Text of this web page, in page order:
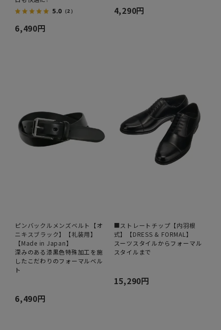
5.0 （2）
6,490円
4,290円
ピンバックルメンズベルト【オ
ニキスブラック】【礼装用】
【Made in Japan】
深みのある漆黒色特殊加工を施
したこだわりのフォーマルベル
ト
6,490円
■ストレートチップ【内羽根
式】【DRESS & FORMAL】
スーツスタイルからフォーマル
スタイルまで
15,290円